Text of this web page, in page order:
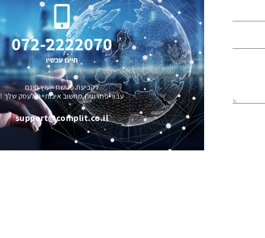
072-2222070
חייגו עכשיו
לקביעת פגישת ייעוץ חינם
עבור פתרונות מחשוב איכותיים לעסק שלך !
support@complit.co.il